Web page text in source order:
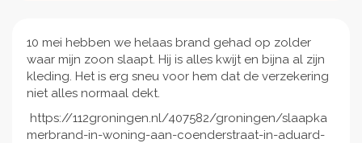
10 mei hebben we helaas brand gehad op zolder
waar mijn zoon slaapt. Hij is alles kwijt en bijna al zijn
kleding. Het is erg sneu voor hem dat de verzekering
niet alles normaal dekt.
https://112groningen.nl/407582/groningen/slaapka
merbrand-in-woning-aan-coenderstraat-in-aduard-